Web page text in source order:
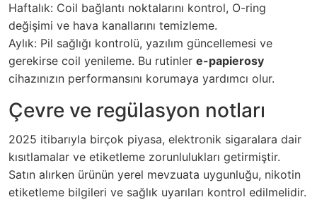
Haftalık: Coil bağlantı noktalarını kontrol, O-ring
değişimi ve hava kanallarını temizleme.
Aylık: Pil sağlığı kontrolü, yazılım güncellemesi ve
gerekirse coil yenileme. Bu rutinler e-papierosy
cihazınızın performansını korumaya yardımcı olur.
Çevre ve regülasyon notları
2025 itibarıyla birçok piyasa, elektronik sigaralara dair
kısıtlamalar ve etiketleme zorunlulukları getirmiştir.
Satın alırken ürünün yerel mevzuata uygunluğu, nikotin
etiketleme bilgileri ve sağlık uyarıları kontrol edilmelidir.